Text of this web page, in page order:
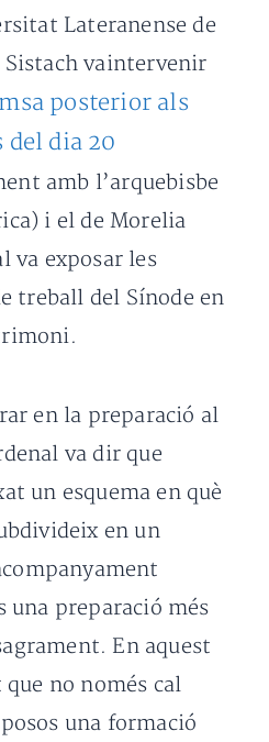
Lateranense de
Sistach vaintervenir
posterior als
dia 20
amb l’arquebisbe
i el de Morelia
va exposar les
treball del Sínode en
en la preparació al
va dir que
un esquema en què
en un
una preparació més
En aquest
no només cal
una formació